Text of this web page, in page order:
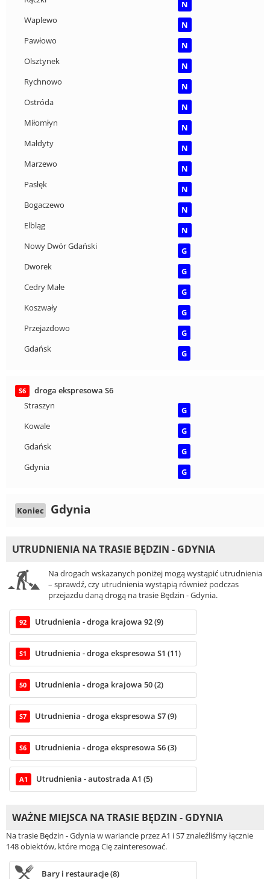
N
Waplewo
N
Pawłowo
N
Olsztynek
N
Rychnowo
N
Ostróda
N
Miłomłyn
N
Małdyty
N
Marzewo
N
Pasłęk
N
Bogaczewo
N
Elbląg
N
Nowy Dwór Gdański
G
Dworek
G
Cedry Małe
G
Koszwały
G
Przejazdowo
G
Gdańsk
G
S6
droga ekspresowa S6
Straszyn
G
Kowale
G
Gdańsk
G
Gdynia
G
Koniec Gdynia
UTRUDNIENIA NA TRASIE BĘDZIN - GDYNIA
Na drogach wskazanych poniżej mogą wystąpić utrudnienia
– sprawdź, czy utrudnienia wystąpią również podczas
przejazdu daną drogą na trasie Będzin - Gdynia.
92 Utrudnienia - droga krajowa 92 (9)
S1 Utrudnienia - droga ekspresowa S1 (11)
50 Utrudnienia - droga krajowa 50 (2)
S7 Utrudnienia - droga ekspresowa S7 (9)
S6 Utrudnienia - droga ekspresowa S6 (3)
A1 Utrudnienia - autostrada A1 (5)
WAŻNE MIEJSCA NA TRASIE BĘDZIN - GDYNIA
Na trasie Będzin - Gdynia w wariancie przez A1 i S7 znaleźliśmy łącznie
148 obiektów, które mogą Cię zainteresować.
Bary i restauracje (8)